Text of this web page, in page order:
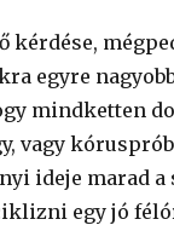
kérdése,
egyre
mindketten
vagy
ideje marad
egy jó